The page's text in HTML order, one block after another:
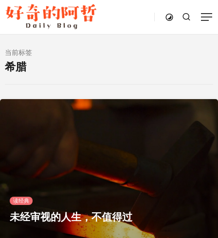
当前标签
希腊
读经典
未经审视的人生，不值得过